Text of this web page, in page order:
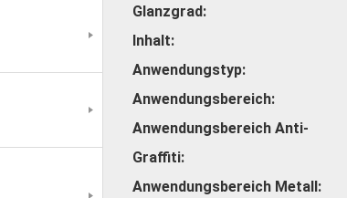
Glanzgrad
Inhalt
Anwendungstyp
Anwendungsbereich
Anwendungsbereich Anti-
Graffiti
Anwendungsbereich Metall